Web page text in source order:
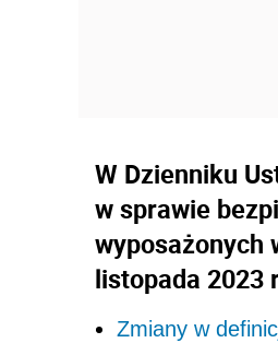
W Dzienniku
w sprawie
wyposażonych
listopada 2023
Zmiany w